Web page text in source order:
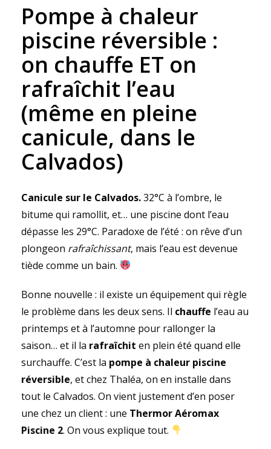
Pompe à chaleur
piscine réversible :
on chauffe ET on
rafraîchit l’eau
(même en pleine
canicule, dans le
Calvados)
Canicule sur le Calvados.32°C à l’ombre, le
bitume qui ramollit, et… une piscine dont l’eau
dépasse les 29°C. Paradoxe de l’été : on rêve d’un
plongeon rafraîchissant, mais l’eau est devenue
tiède comme un bain.
Bonne nouvelle : il existe un équipement qui règle
le problème dans les deux sens. Il chauffe l’eau au
printemps et à l’automne pour rallonger la
saison… et il la rafraîchit en plein été quand elle
surchauffe. C’est la pompe à chaleur piscine
réversible, et chez Thaléa, on en installe dans
tout le Calvados. On vient justement d’en poser
une chez un client : une Thermor Aéromax
Piscine 2. On vous explique tout.